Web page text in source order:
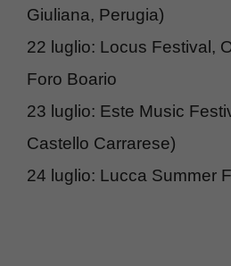
Giuliana, Perugia)
22 luglio: Locus Festival,
Foro Boario
23 luglio: Este Music
Castello Carrarese)
24 luglio: Lucca Summer